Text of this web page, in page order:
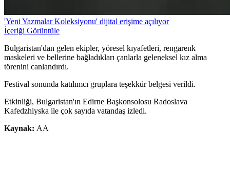
'Yeni Yazmalar Koleksiyonu' dijital erişime açılıyor
İçeriği Görüntüle
Bulgaristan'dan gelen ekipler, yöresel kıyafetleri, rengarenk
maskeleri ve bellerine bağladıkları çanlarla geleneksel kız alma
törenini canlandırdı.
Festival sonunda katılımcı gruplara teşekkür belgesi verildi.
Etkinliği, Bulgaristan'ın Edirne Başkonsolosu Radoslava
Kafedzhiyska ile çok sayıda vatandaş izledi.
Kaynak: AA